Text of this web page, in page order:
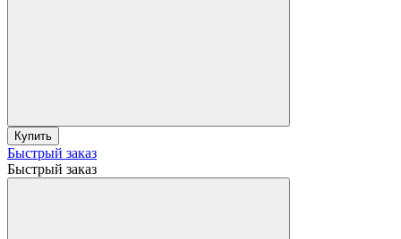
Купить
Быстрый заказ
Быстрый заказ